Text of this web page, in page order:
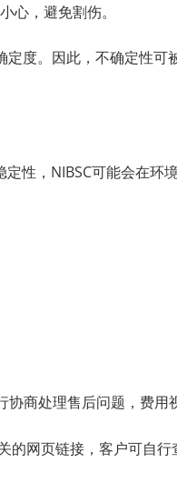
心，避免割伤。
度。因此，不确定性可
性，NIBSC可能会在环境
商处理售后问题，费用
网页链接，客户可自